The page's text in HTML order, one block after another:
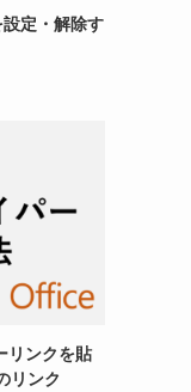
設定・解除す
リンクを貼
リンク